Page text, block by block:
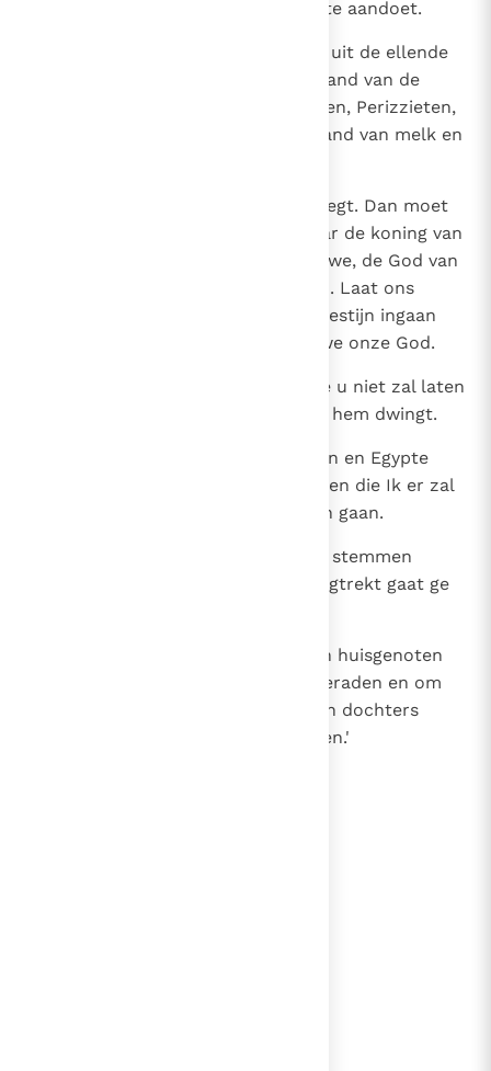
u, want Ik zie wat men u in Egypte aandoet.
Daarom heb Ik besloten: Ik zal u uit de ellende
van Egypte wegvoeren naar het land van de
Kanaänieten, Hethieten, Amorieten, Perizzieten,
Chiwwieten en Jebusieten, een land van melk en
Zij zullen luisteren naar wat gij zegt. Dan moet
ge met de oudsten van Israël naar de koning van
Egypte gaan en hem zeggen: Jahwe, de God van
de Hebreeën, is tot ons gekomen. Laat ons
daarom drie dagreizen ver de woestijn ingaan
om offers op te dragen aan Jahwe onze God.
Ik weet dat de koning van Egypte u niet zal laten
vertrekken, als geen sterke hand hem dwingt.
Daarom zal Ik mijn hand opheffen en Egypte
treffen met allerlei wondertekenen die Ik er zal
verrichten. Dan zal hij u wel laten gaan.
En Ik zal de Egyptenaren gunstig stemmen
tegenover dit volk; als ge dan wegtrekt gaat ge
Laten alle vrouwen hun buren en huisgenoten
vragen om gouden en zilveren sieraden en om
kleding. Die moet ge uw zonen en dochters
aandoen en er Egypte van beroven.'